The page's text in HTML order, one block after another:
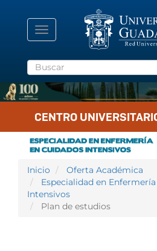
contenido
principal
Toggle
navigation
Buscar
CENTRO
Inicio
Oferta Académica
Especialidad en
Intensivos
Plan de estudios